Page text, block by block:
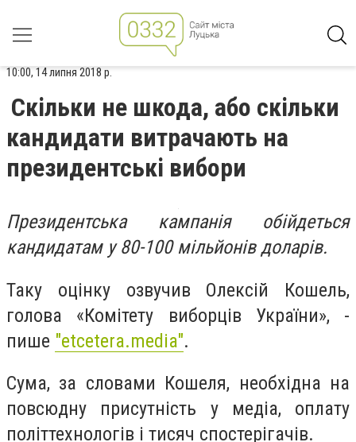
10:00, 14 липня 2018 р.
Скільки не шкода, або скільки
кандидати витрачають на
президентські вибори
Президентська кампанія обійдеться
кандидатам у 80-100 мільйонів доларів.
Таку оцінку озвучив Олексій Кошель,
голова «Комітету виборців України», -
пише "etcetera.media".
Сума, за словами Кошеля, необхідна на
повсюдну присутність у медіа, оплату
політтехнологів і тисяч спостерігачів.